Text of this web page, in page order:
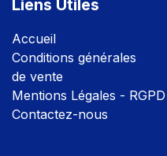
Liens Utiles
Accueil
Conditions générales
de vente
Mentions Légales - RGPD
Contactez-nous